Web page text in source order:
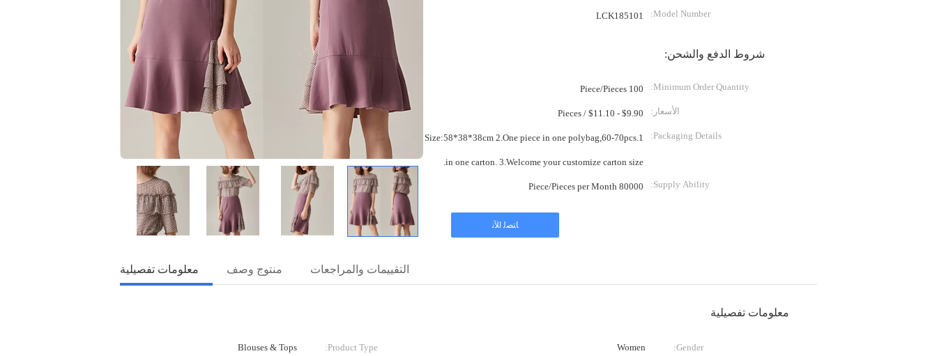
Model Number:
LCK185101
شروط الدفع والشحن:
Minimum Order Quantity:
100 Piece/Pieces
الأسعار: $9.90 - $11.10 / Pieces
Packaging Details:
1.Box Size:58*38*38cm 2.One piece in one polybag,60-70pcs
in one carton. 3.Welcome your customize carton size.
Supply Ability:
80000 Piece/Pieces per Month
ﺎﺘﺼﻟ ﺍﻶﻧ
معلومات تفصيلية منتوج وصف التقييمات والمراجعات
معلومات تفصيلية
Gender:
Women
Product Type:
Blouses & Tops